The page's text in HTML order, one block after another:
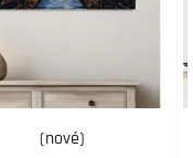
(nové)